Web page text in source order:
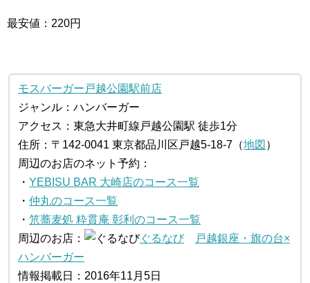
最安値：220円
モスバーガー戸越公園駅前店
ジャンル：ハンバーガー
アクセス：東急大井町線戸越公園駅 徒歩1分
住所：〒142-0041 東京都品川区戸越5-18-7（地図 ）
周辺のお店のネット予約：
・ YEBISU BAR 大崎店のコース一覧
・ 仲丸のコース一覧
・ 笊蕎麦処 粋貫庵 彰利のコース一覧
周辺のお店：
ぐるなび
戸越銀座・旗の台×
ハンバーガー
情報掲載日：2016年11月5日